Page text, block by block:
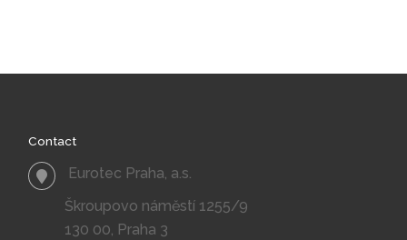
Contact
Eurotec Praha, a.s.
Škroupovo náměstí 1255/9
130 00, Praha 3